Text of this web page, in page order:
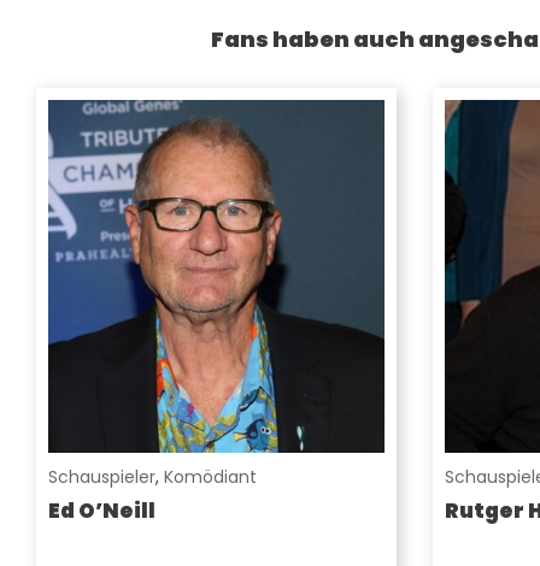
Fans haben auch
Schauspieler, Komödiant
Ed O’Neill Rutger